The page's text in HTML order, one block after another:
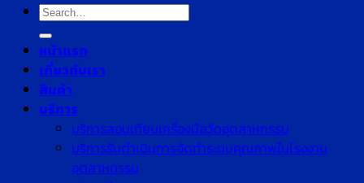
Search
for:
หน้าแรก
เกี่ยวกับเรา
สินค้า
บริการ
บริการสอบเทียบเครื่องมือวัดอุตสาหกรรม
บริการรับดำเนินการจัดทำระบบคุณภาพในโรงงาน
อุตสาหกรรม